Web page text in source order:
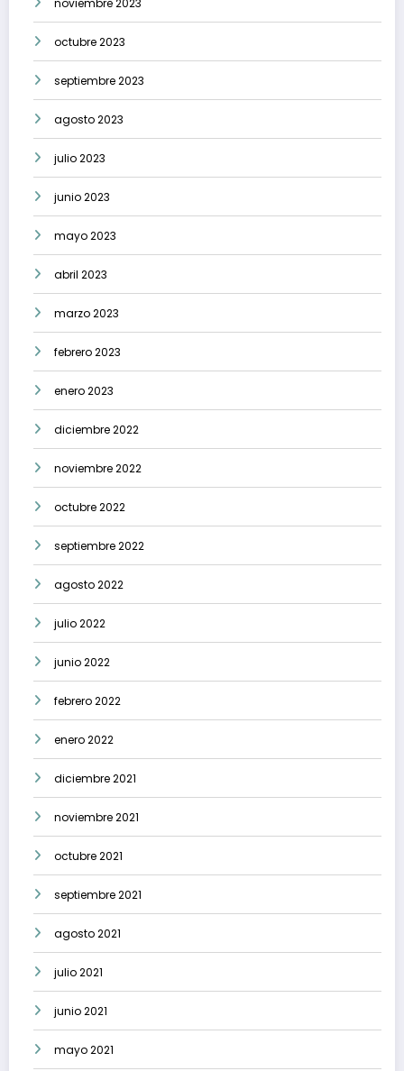
noviembre 2023
octubre 2023
septiembre 2023
agosto 2023
julio 2023
junio 2023
mayo 2023
abril 2023
marzo 2023
febrero 2023
enero 2023
diciembre 2022
noviembre 2022
octubre 2022
septiembre 2022
agosto 2022
julio 2022
junio 2022
febrero 2022
enero 2022
diciembre 2021
noviembre 2021
octubre 2021
septiembre 2021
agosto 2021
julio 2021
junio 2021
mayo 2021